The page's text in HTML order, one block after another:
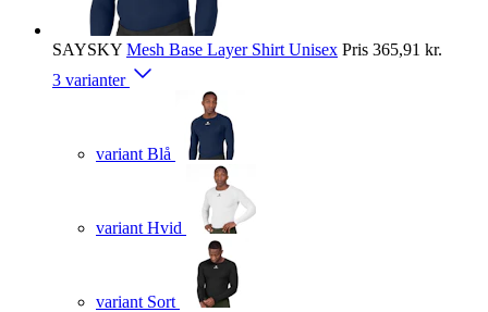
SAYSKY Mesh Base Layer Shirt Unisex Pris 365,91 kr.
3 varianter
variant Blå
variant Hvid
variant Sort